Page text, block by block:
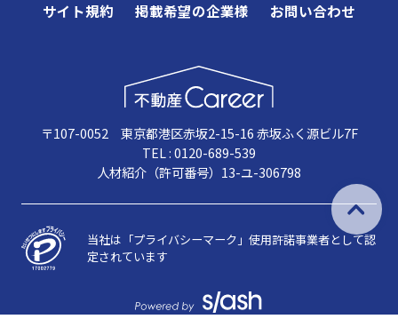
サイト規約
掲載希望の企業様 お問い合わせ
〒107-0052 東京都港区赤坂2-15-16 赤坂ふく源ビル7F
TEL : 0120-689-539
人材紹介（許可番号）13-ユ-306798
当社は「プライバシーマーク」使用許諾事業者として認
定されています